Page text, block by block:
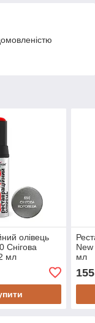
олівець
Снігова
мл
мл
155